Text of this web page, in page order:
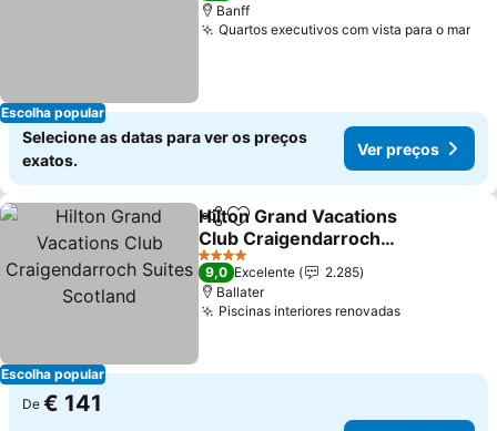
Escolha popular
Banff
Quartos executivos com vista para o mar
Selecione as datas para ver os preços
exatos.
Ver preços
Escolha popular
PartilharAdicionar aos favoritos
Hilton Grand Vacations
Club Craigendarroch
Suites Scotland
4 Estrelas
9,0 Excelente
2.285
Ballater
Piscinas interiores renovadas
De € 141